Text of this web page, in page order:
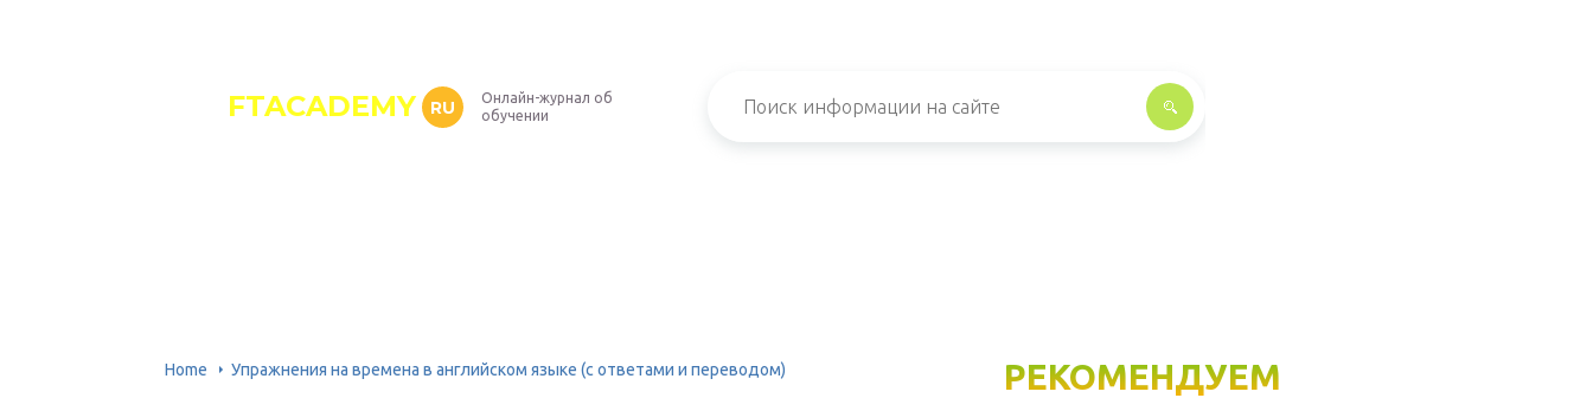
FTACADEMY RU
Онлайн-журнал об
обучении
Home Упражнения на времена в английском языке (с ответами и переводом) РЕКОМЕНДУЕМ